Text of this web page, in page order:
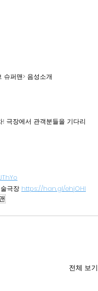
슈퍼맨> 음성소개
! 극장에서 관객분들을 기다리
극장 https://han.gl/ehjOHI
전체 보기